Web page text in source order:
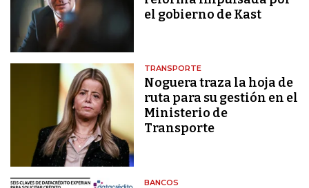
el gobierno de Kast
TRANSPORTE
Noguera traza la hoja de
ruta para su gestión en el
Ministerio de
Transporte
BANCOS